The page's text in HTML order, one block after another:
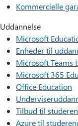
Kommercielle
Uddannelse
Microsoft
Enheder til
Microsoft Teams
Microsoft 365
Office Education
Tilbud til
Azure til